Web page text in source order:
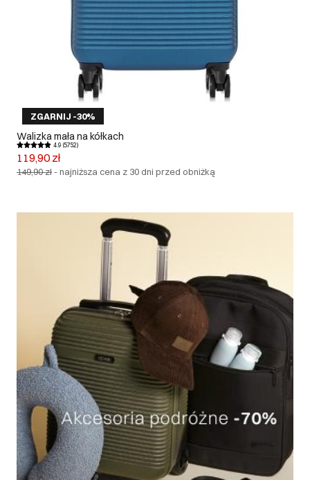
ZGARNIJ -30%
Walizka mała na kółkach
4.9 (5752)
119,90 zł
149,90 zł -najniższa cena z 30 dni przed obniżką